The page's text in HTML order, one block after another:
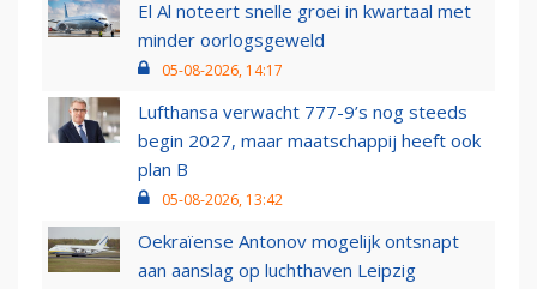
El Al noteert snelle groei in kwartaal met
minder oorlogsgeweld
05-08-2026, 14:17
Lufthansa verwacht 777-9’s nog steeds
begin 2027, maar maatschappij heeft ook
plan B
05-08-2026, 13:42
Oekraïense Antonov mogelijk ontsnapt
aan aanslag op luchthaven Leipzig